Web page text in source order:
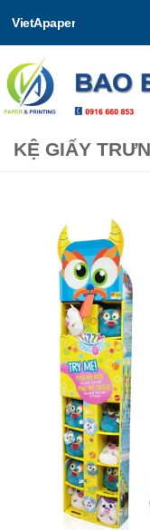
Skip to content
VietApaper
KỆ GIẤY